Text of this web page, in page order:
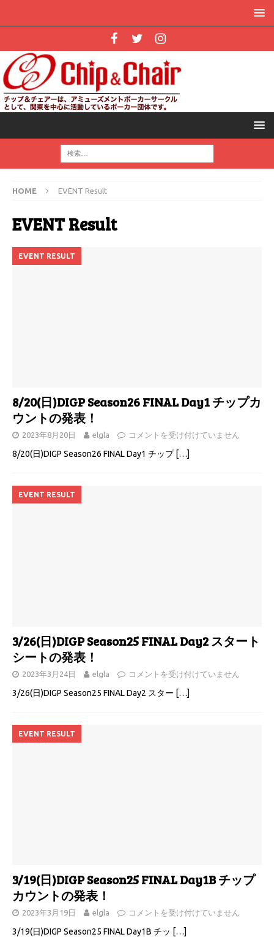
HOME EVENT Result
EVENT Result
EVENT RESULT
8/20(日)DIGP Season26 FINAL Day1 チップカ
ウントの発表！
2023年8月20日 elgla コメントを受け付けていません
8/20(日)DIGP Season26 FINAL Day1 チップ […]
EVENT RESULT
3/26(日)DIGP Season25 FINAL Day2 スタート
シートの発表！
2023年3月24日 elgla コメントを受け付けていません
3/26(日)DIGP Season25 FINAL Day2 スター […]
EVENT RESULT
3/19(日)DIGP Season25 FINAL Day1B チップ
カウントの発表！
2023年3月19日 elgla コメントを受け付けていません
3/19(日)DIGP Season25 FINAL Day1B チッ […]